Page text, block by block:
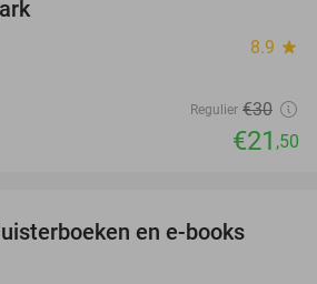
8.9 star
Regulier €30
€21 ,50
en e-books